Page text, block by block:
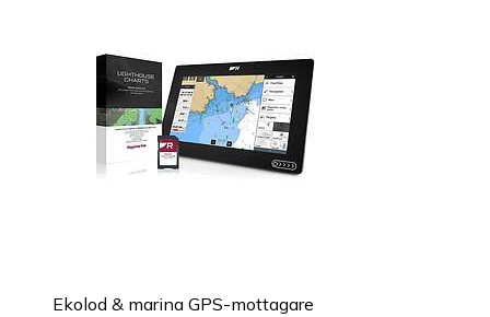
Ekolod & marina GPS-mottagare